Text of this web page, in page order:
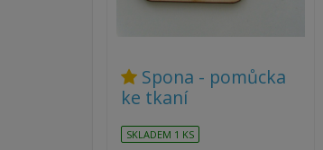
Spona - pomůcka
ke tkaní
SKLADEM 1 KS